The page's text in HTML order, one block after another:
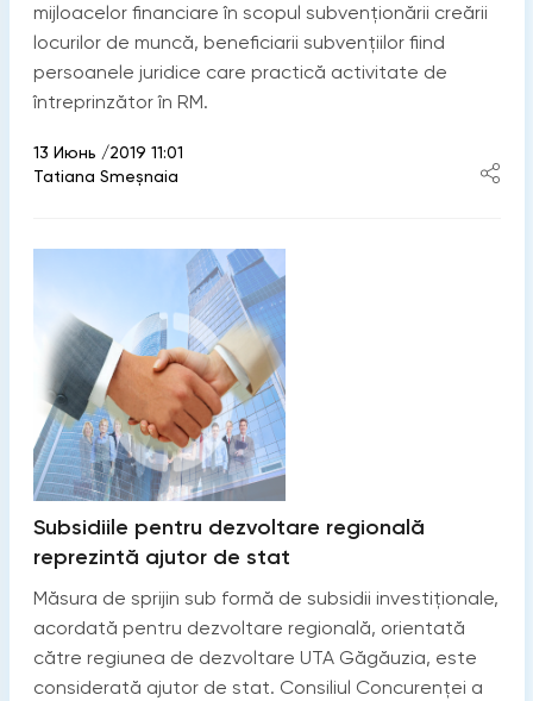
mijloacelor financiare în scopul subvenționării creării
locurilor de muncă, beneficiarii subvenţiilor fiind
persoanele juridice care practică activitate de
întreprinzător în RM.
13 Июнь /2019 11:01
Tatiana Smeșnaia
Subsidiile pentru dezvoltare regională
reprezintă ajutor de stat
Măsura de sprijin sub formă de subsidii investiționale,
acordată pentru dezvoltare regională, orientată
către regiunea de dezvoltare UTA Găgăuzia, este
considerată ajutor de stat. Consiliul Concurenței a